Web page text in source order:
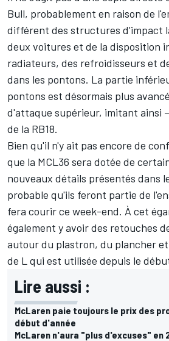
Bull, probablement en raison de
différent des structures d'impact
deux voitures et de la disposition
radiateurs, des refroidisseurs et
dans les pontons. La partie
pontons est désormais plus
d'attaque supérieur, imitant ainsi
de la RB18.
Bien qu'il n'y ait pas encore de
que la MCL36 sera dotée de
nouveaux détails présentés dans
probable qu'ils feront partie de
fera courir ce week-end. À cet
également y avoir des retouches
autour du plastron, du plancher
de L qui est utilisée depuis le
Lire aussi :
McLaren paie toujours le prix des
début d'année
McLaren n'aura "plus d'excuses" en